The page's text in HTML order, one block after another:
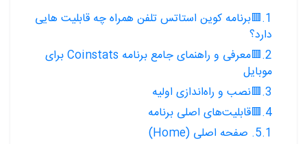
1.🟥برنامه کوین استاتس تلفن همراه چه قابلیت هایی
دارد؟
2.🟥معرفی و راهنمای جامع برنامه Coinstats برای
موبایل
3.🟥نصب و راه‌اندازی اولیه
4.🟥قابلیت‌های اصلی برنامه
5.1. صفحه اصلی (Home)